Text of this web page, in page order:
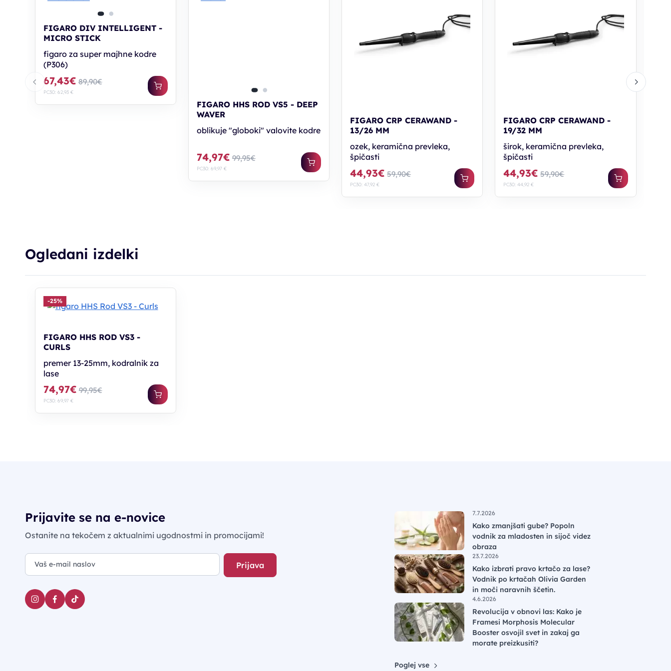
FIGARO DIV INTELLIGENT -
MICRO STICK
figaro za super majhne kodre
(P306)
67,43€ 89,90€
PC30: 62,93 €
FIGARO HHS ROD VS5 - DEEP
WAVER
oblikuje "globoki" valovite kodre
74,97€ 99,95€
PC30: 69,97 €
FIGARO CRP CERAWAND -
13/26 MM
ozek, keramična prevleka,
špičasti
44,93€ 59,90€
PC30: 47,92 €
FIGARO CRP CERAWAND -
19/32 MM
širok, keramična prevleka,
špičasti
44,93€ 59,90€
PC30: 44,92 €
Ogledani izdelki
-25%
FIGARO HHS ROD VS3 -
CURLS
premer 13-25mm, kodralnik za
lase
74,97€ 99,95€
PC30: 69,97 €
Prijavite se na e-novice
Ostanite na tekočem z aktualnimi ugodnostmi in promocijami!
Prijava
7.7.2026
Kako zmanjšati gube? Popoln
vodnik za mladosten in sijoč videz
obraza
23.7.2026
Kako izbrati pravo krtačo za lase?
Vodnik po krtačah Olivia Garden
in moči naravnih ščetin.
4.6.2026
Revolucija v obnovi las: Kako je
Framesi Morphosis Molecular
Booster osvojil svet in zakaj ga
morate preizkusiti?
Poglej vse